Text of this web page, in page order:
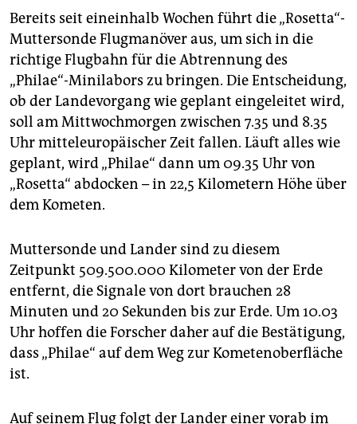
Bereits seit eineinhalb Wochen führt die „Rosetta“-
Muttersonde Flugmanöver aus, um sich in die
richtige Flugbahn für die Abtrennung des
„Philae“-Minilabors zu bringen. Die Entscheidung,
ob der Landevorgang wie geplant eingeleitet wird,
soll am Mittwochmorgen zwischen 7.35 und 8.35
Uhr mitteleuropäischer Zeit fallen. Läuft alles wie
geplant, wird „Philae“ dann um 09.35 Uhr von
„Rosetta“ abdocken – in 22,5 Kilometern Höhe über
dem Kometen.
Muttersonde und Lander sind zu diesem
Zeitpunkt 509.500.000 Kilometer von der Erde
entfernt, die Signale von dort brauchen 28
Minuten und 20 Sekunden bis zur Erde. Um 10.03
Uhr hoffen die Forscher daher auf die Bestätigung,
dass „Philae“ auf dem Weg zur Kometenoberfläche
ist.
Auf seinem Flug folgt der Lander einer vorab im